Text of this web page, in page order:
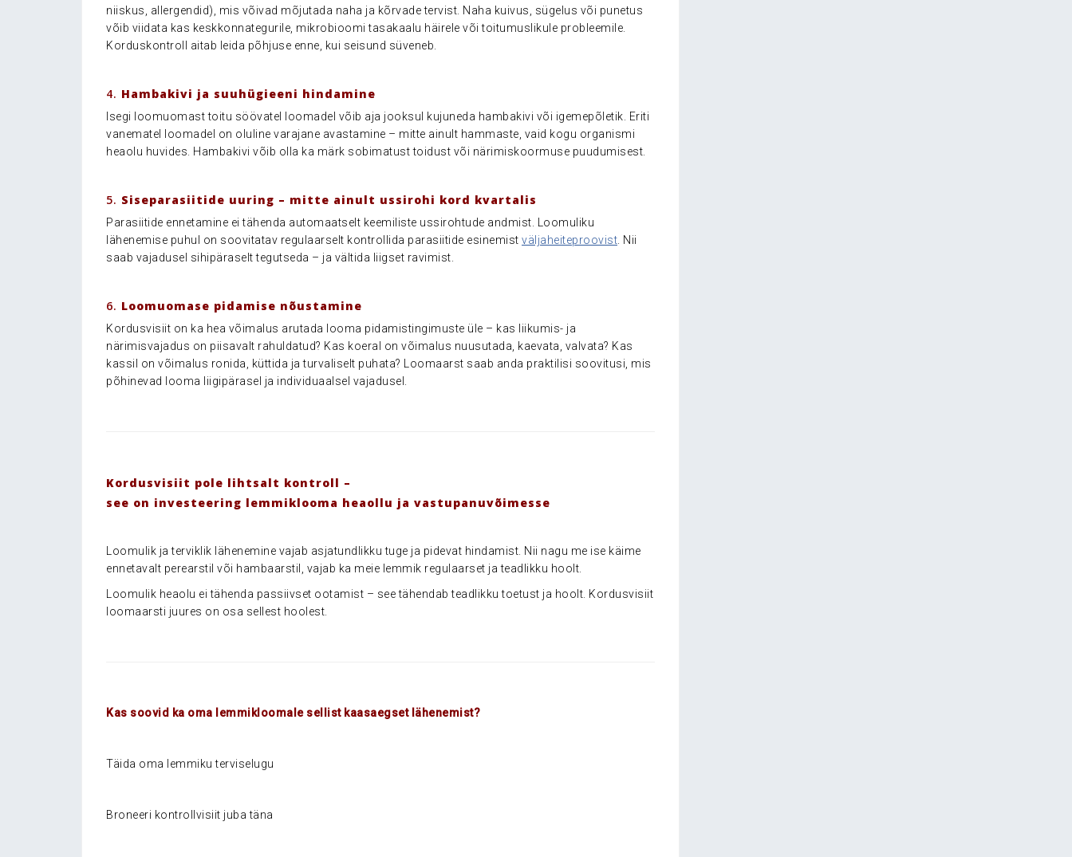
niiskus, allergendid), mis võivad mõjutada naha ja kõrvade tervist. Naha kuivus, sügelus või punetus
võib viidata kas keskkonnategurile, mikrobioomi tasakaalu häirele või toitumuslikule probleemile.
Korduskontroll aitab leida põhjuse enne, kui seisund süveneb.
4. Hambakivi ja suuhügieeni hindamine
Isegi loomuomast toitu söövatel loomadel võib aja jooksul kujuneda hambakivi või igemepõletik. Eriti
vanematel loomadel on oluline varajane avastamine – mitte ainult hammaste, vaid kogu organismi
heaolu huvides. Hambakivi võib olla ka märk sobimatust toidust või närimiskoormuse puudumisest.
5. Siseparasiitide uuring – mitte ainult ussirohi kord kvartalis
Parasiitide ennetamine ei tähenda automaatselt keemiliste ussirohtude andmist. Loomuliku
lähenemise puhul on soovitatav regulaarselt kontrollida parasiitide esinemist väljaheiteproovist . Nii
saab vajadusel sihipäraselt tegutseda – ja vältida liigset ravimist.
6. Loomuomase pidamise nõustamine
Kordusvisiit on ka hea võimalus arutada looma pidamistingimuste üle – kas liikumis- ja
närimisvajadus on piisavalt rahuldatud? Kas koeral on võimalus nuusutada, kaevata, valvata? Kas
kassil on võimalus ronida, küttida ja turvaliselt puhata? Loomaarst saab anda praktilisi soovitusi, mis
põhinevad looma liigipärasel ja individuaalsel vajadusel.
Kordusvisiit pole lihtsalt kontroll –
see on investeering lemmiklooma heaollu ja vastupanuvõimesse
Loomulik ja terviklik lähenemine vajab asjatundlikku tuge ja pidevat hindamist. Nii nagu me ise käime
ennetavalt perearstil või hambaarstil, vajab ka meie lemmik regulaarset ja teadlikku hoolt.
Loomulik heaolu ei tähenda passiivset ootamist – see tähendab teadlikku toetust ja hoolt. Kordusvisiit
loomaarsti juures on osa sellest hoolest.
Kas soovid ka oma lemmikloomale sellist kaasaegset lähenemist?
Täida oma lemmiku terviselugu
Broneeri kontrollvisiit juba täna